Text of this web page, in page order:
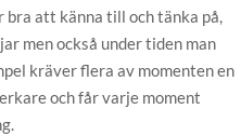
bra att känna till och tänka på,
men också under tiden man
kräver flera av momenten en
och får varje moment